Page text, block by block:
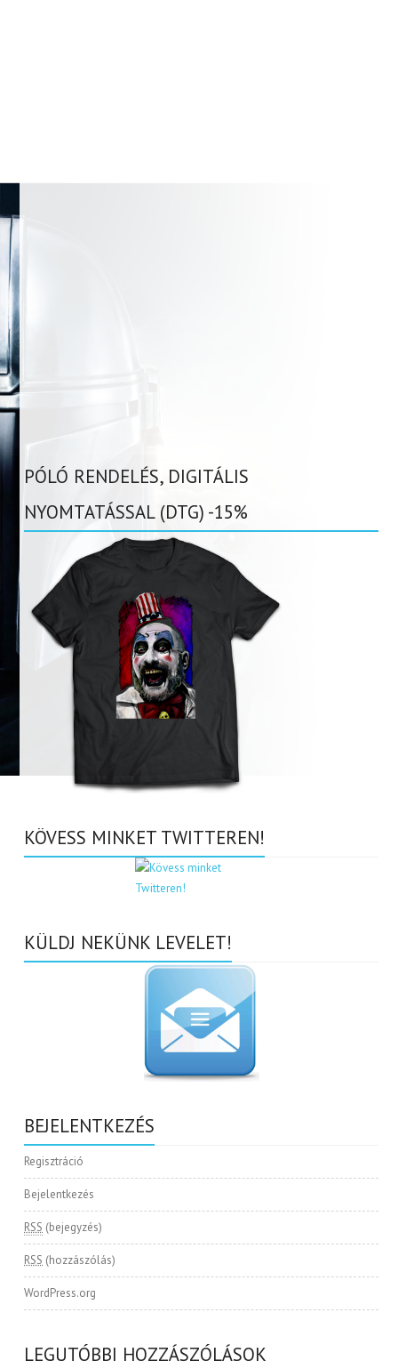
PÓLÓ RENDELÉS, DIGITÁLIS
NYOMTATÁSSAL (DTG) -15%
KÖVESS MINKET TWITTEREN!
KÜLDJ NEKÜNK LEVELET!
BEJELENTKEZÉS
Regisztráció
Bejelentkezés
RSS (bejegyzés)
RSS (hozzászólás)
WordPress.org
LEGUTÓBBI HOZZÁSZÓLÁSOK